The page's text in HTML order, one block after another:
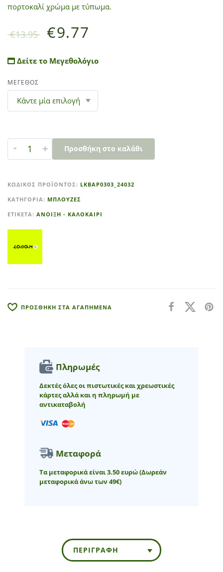
πορτοκαλί χρώμα με τύπωμα.
€13.95 €9.77
Δείτε το Μεγεθολόγιο
ΜΕΓΕΘΟΣ
- + Προσθήκη στο καλάθι
t
e
r
ΚΩΔΙΚΌΣ ΠΡΟΪΌΝΤΟΣ: LKBAP0303_24032
ΚΑΤΗΓΟΡΊΑ: ΜΠΛΟΥΖΕΣ
ΕΤΙΚΈΤΑ: ΑΝΟΙΞΗ - ΚΑΛΟΚΑΙΡΙ
ΠΡΟΣΘΗΚΗ ΣΤΑ ΑΓΑΠΗΜΕΝΑ
Πληρωμές
Δεκτές όλες οι πιστωτικές και χρεωστικές
κάρτες αλλά και η πληρωμή με
αντικαταβολή
Μεταφορά
Τα μεταφορικά είναι 3.50 ευρώ(Δωρεάν
μεταφορικά άνω των 49€)
ΠΕΡΙΓΡΑΦΉ